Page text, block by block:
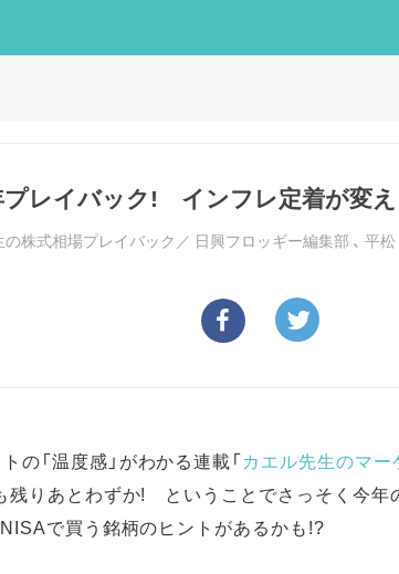
レイバック! インフレ定着が変え
の株式相場プレイバック／ 日興フロッギー編集部 、 平松
の「温度感」がわかる連載「カエル先生のマー
残りあとわずか! ということでさっそく今年
で買う銘柄のヒントがあるかも!?